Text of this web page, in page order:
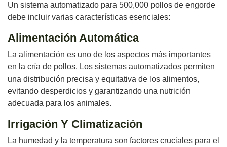
Un sistema automatizado para 500,000 pollos de engorde
debe incluir varias características esenciales:
Alimentación Automática
La alimentación es uno de los aspectos más importantes
en la cría de pollos. Los sistemas automatizados permiten
una distribución precisa y equitativa de los alimentos,
evitando desperdicios y garantizando una nutrición
adecuada para los animales.
Irrigación Y Climatización
La humedad y la temperatura son factores cruciales para el